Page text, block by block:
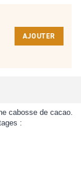
AJOUTER
cabosse de cacao.
: